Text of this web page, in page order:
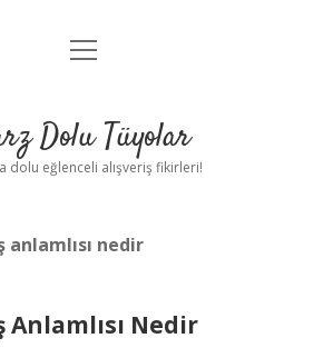
Anasayfa
Yasal Uyarı
menüyü
Dolu Tüyolar
dolu eğlenceli alışveriş fikirleri!
anlamlısı nedir
Nedir